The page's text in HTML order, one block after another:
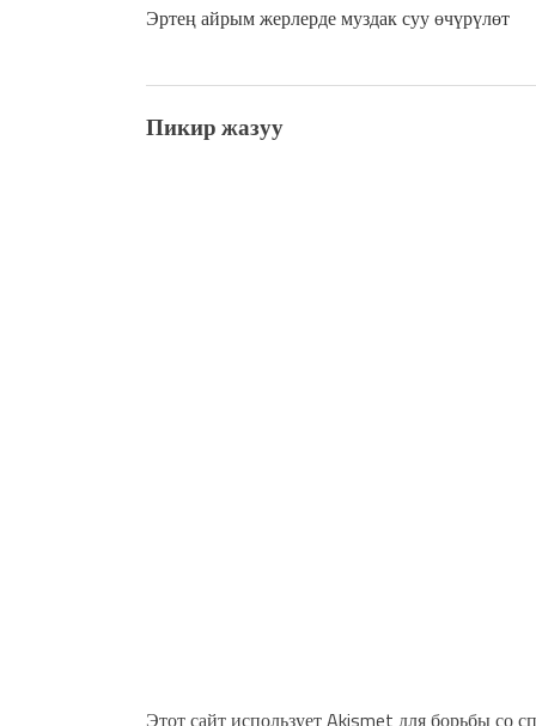
Эртең айрым жерлерде муздак суу өчүрүлөт
Пикир жазуу